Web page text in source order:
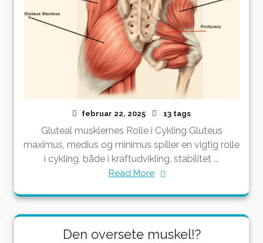
februar 22, 2025 13 tags
Gluteal musklernes Rolle i Cykling Gluteus
maximus, medius og minimus spiller en vigtig rolle
i cykling, både i kraftudvikling, stabilitet ...
Read More
Den oversete muskel!?